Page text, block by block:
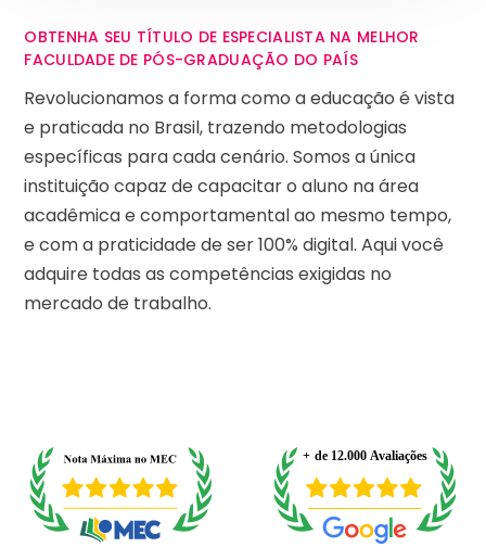
OBTENHA SEU TÍTULO DE ESPECIALISTA NA MELHOR
FACULDADE DE PÓS-GRADUAÇÃO DO PAÍS
Revolucionamos a forma como a educação é vista
e praticada no Brasil, trazendo metodologias
específicas para cada cenário. Somos a única
instituição capaz de capacitar o aluno na área
acadêmica e comportamental ao mesmo tempo,
e com a praticidade de ser 100% digital. Aqui você
adquire todas as competências exigidas no
mercado de trabalho.